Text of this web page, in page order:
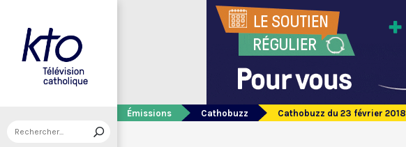
Émissions Cathobuzz Cathobuzz du 23 février 2018